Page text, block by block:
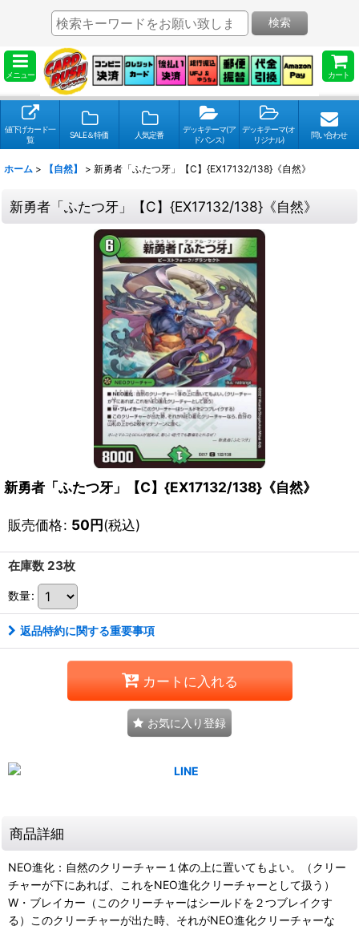
メニュー カート
検索
値下げカード一
覧
SALE＆特価 人気定番
デッキテーマ(ア
ドバンス)
デッキテーマ(オ
リジナル)
問い合わせ
ホーム > 【自然】 > 新勇者「ふたつ牙」【C】{EX17132/138}《自然》
新勇者「ふたつ牙」【C】{EX17132/138}《自然》
新勇者「ふたつ牙」【C】{EX17132/138}《自然》
販売価格: 50円(税込)
在庫数 23枚
数量:
返品特約に関する重要事項
カートに入れる
お気に入り登録
商品詳細
NEO進化：自然のクリーチャー１体の上に置いてもよい。（クリー
チャーが下にあれば、これをNEO進化クリーチャーとして扱う）
W・ブレイカー（このクリーチャーはシールドを２つブレイクす
る）このクリーチャーが出た時、それがNEO進化クリーチャーな